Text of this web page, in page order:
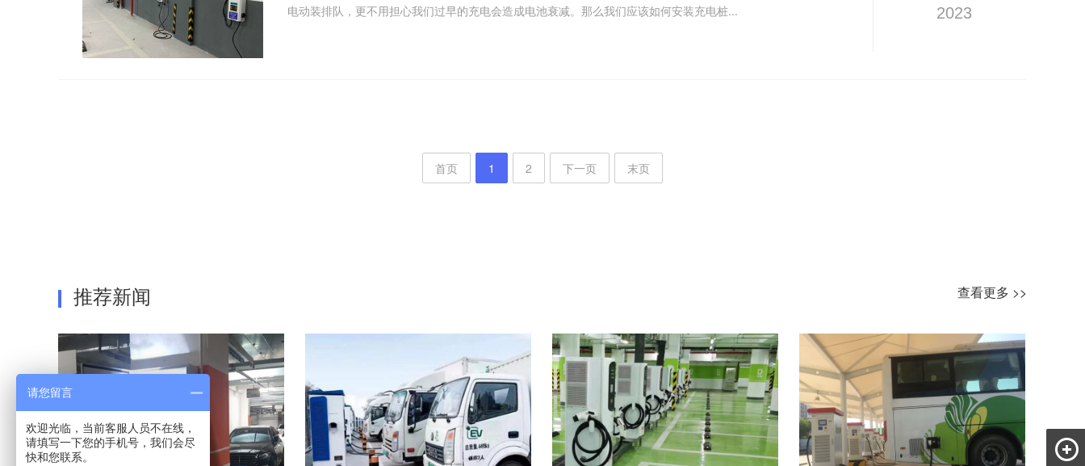
2023
电动装排队，更不用担心我们过早的充电会造成电池衰减。那么我们应该如何安装充电桩...
首页 1 2 下一页 末页
查看更多 >>
推荐新闻
请您留言
欢迎光临，当前客服人员不在线，
请填写一下您的手机号，我们会尽
快和您联系。